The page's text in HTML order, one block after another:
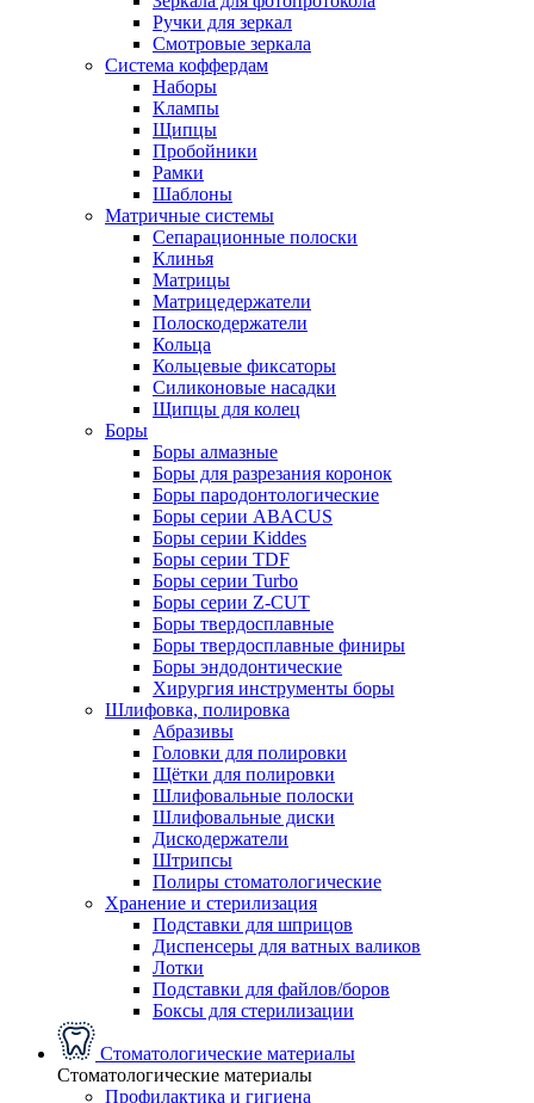
Ручки для зеркал
Смотровые зеркала
Система коффердам
Наборы
Клампы
Щипцы
Пробойники
Рамки
Шаблоны
Матричные системы
Сепарационные полоски
Клинья
Матрицы
Матрицедержатели
Полоскодержатели
Кольца
Кольцевые фиксаторы
Силиконовые насадки
Щипцы для колец
Боры
Боры алмазные
Боры для разрезания коронок
Боры пародонтологические
Боры серии ABACUS
Боры серии Kiddes
Боры серии TDF
Боры серии Turbo
Боры серии Z-CUT
Боры твердосплавные
Боры твердосплавные финиры
Боры эндодонтические
Хирургия инструменты боры
Шлифовка, полировка
Абразивы
Головки для полировки
Щётки для полировки
Шлифовальные полоски
Шлифовальные диски
Дискодержатели
Штрипсы
Полиры стоматологические
Хранение и стерилизация
Подставки для шприцов
Диспенсеры для ватных валиков
Лотки
Подставки для файлов/боров
Боксы для стерилизации
Стоматологические материалы
Стоматологические материалы
Профилактика и гигиена